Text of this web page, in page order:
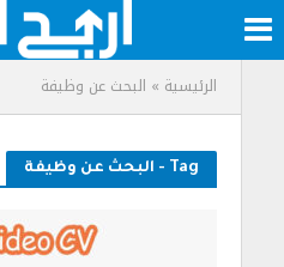
الرئيسية » البحث عن وظيفة
Tag - البحث عن وظيفة